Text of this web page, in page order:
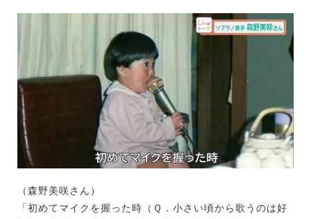
（森野美咲さん）
「初めてマイクを握った時（Ｑ．小さい頃から歌うのは好